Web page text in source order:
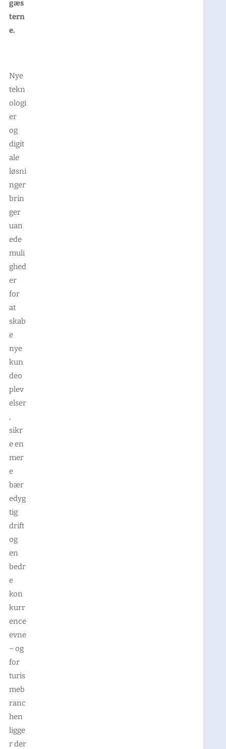
gæs
tern
e.
Nye
tekn
ologi
er
og
digit
ale
løsni
nger
brin
ger
uan
ede
muli
ghed
er
for
at
skab
e
nye
kun
deo
plev
elser
,
sikr
e en
mer
e
bær
edyg
tig
drift
og
en
bedr
e
kon
kurr
ence
evne
– og
for
turis
meb
ranc
hen
ligge
r der